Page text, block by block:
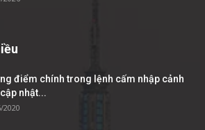
điểm chính trong lệnh cấm nhập cảnh
nhật...
2020